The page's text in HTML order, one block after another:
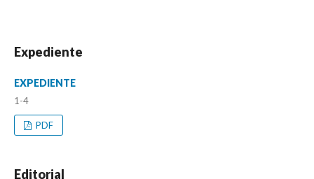
Expediente
EXPEDIENTE
1-4
PDF
Editorial